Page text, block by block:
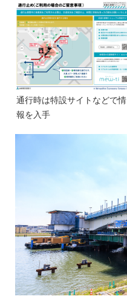
通行時は特設サイトなどで情
報を入手